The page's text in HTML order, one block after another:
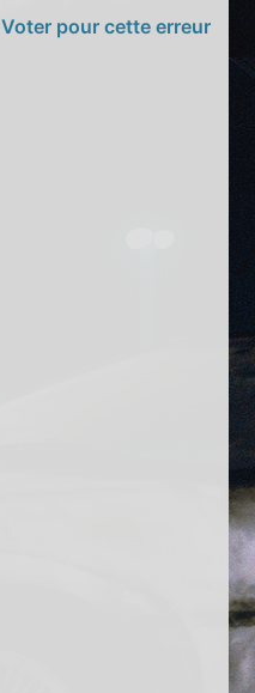
Voter pour cette erreur